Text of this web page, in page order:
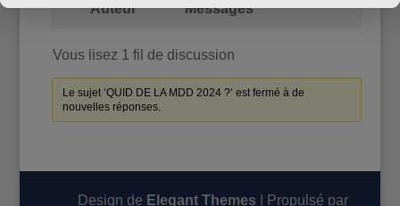
Auteur Messages
Vous lisez 1 fil de discussion
Le sujet ‘QUID DE LA MDD 2024 ?’ est fermé à de
nouvelles réponses.
Design de Elegant Themes | Propulsé par